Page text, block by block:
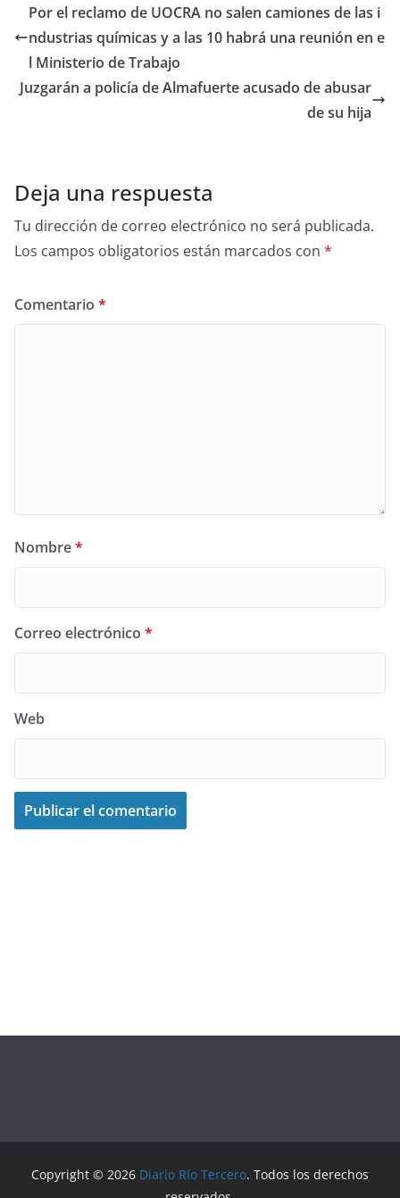
Por el reclamo de UOCRA no salen camiones de las i
ndustrias químicas y a las 10 habrá una reunión en e
l Ministerio de Trabajo
Juzgarán a policía de Almafuerte acusado de abusar
de su hija
Deja una respuesta
Tu dirección de correo electrónico no será publicada.
Los campos obligatorios están marcados con *
Comentario *
Nombre*
Correo electrónico *
Web
Copyright © 2026 Diario Río Tercero. Todos los derechos